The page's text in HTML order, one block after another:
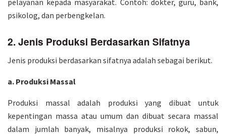
psikolog, dan perbengkelan.
2. Jenis Produksi Berdasarkan Sifatnya
Jenis produksi berdasarkan sifatnya adalah sebagai berikut.
a. Produksi Massal
Produksi massal adalah produksi yang dibuat untuk
kepentingan massa atau umum dan dibuat secara massal
dalam jumlah banyak, misalnya produksi rokok, sabun,